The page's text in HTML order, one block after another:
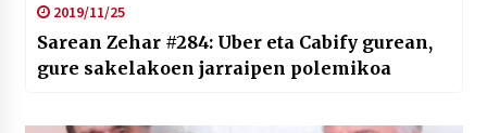
2019/11/25
Sarean Zehar #284: Uber eta Cabify gurean,
gure sakelakoen jarraipen polemikoa